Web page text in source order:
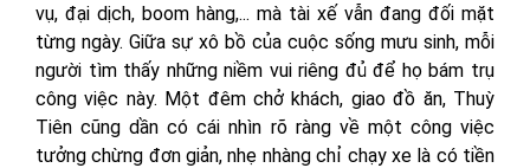
vụ, đại dịch, boom hàng,... mà tài xế vẫn đang đối mặt
từng ngày. Giữa sự xô bồ của cuộc sống mưu sinh, mỗi
người tìm thấy những niềm vui riêng đủ để họ bám trụ
công việc này. Một đêm chở khách, giao đồ ăn, Thuỳ
Tiên cũng dần có cái nhìn rõ ràng về một công việc
tưởng chừng đơn giản, nhẹ nhàng chỉ chạy xe là có tiền